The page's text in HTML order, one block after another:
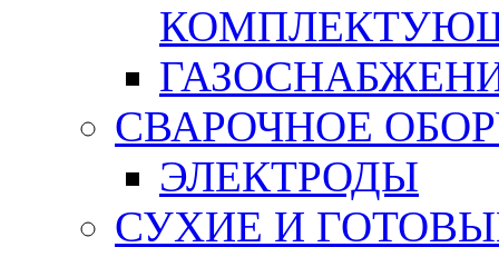
СВАРОЧНОЕ
ЭЛЕКТРОДЫ
СУХИЕ И